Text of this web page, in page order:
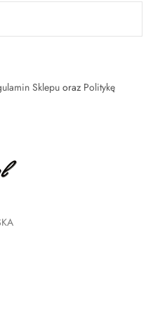
Sklepu oraz Politykę